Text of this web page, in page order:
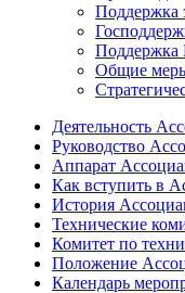
Поддержка
Общие меры
Деятельность
Руководство
Аппарат
Как вступить в
История
Технические
Комитет по
Положение
Календарь